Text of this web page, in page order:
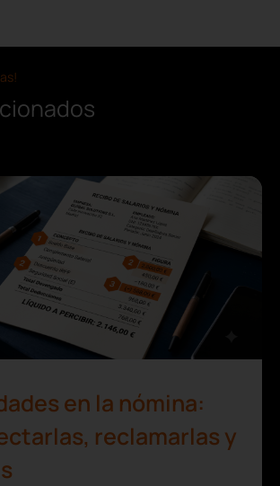
en la nómina:
reclamarlas y